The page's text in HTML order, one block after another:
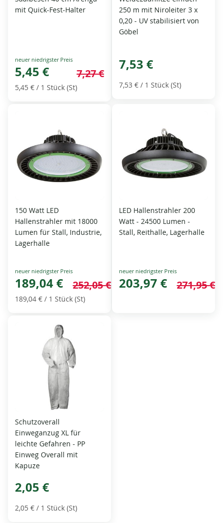
mit Quick-Fest-Halter
Special
Price
5,45 € 7,27 €
5,45 € / 1 Stück (St)
250 m mit Niroleiter 3 x
0,20 - UV stabilisiert von
Göbel
7,53 €
7,53 € / 1 Stück (St)
150 Watt LED
Hallenstrahler mit 18000
Lumen für Stall, Industrie,
Lagerhalle
Special
Price
189,04 € 252,05 €
189,04 € / 1 Stück (St)
LED Hallenstrahler 200
Watt - 24500 Lumen -
Stall, Reithalle, Lagerhalle
Special
Price
203,97 € 271,95 €
Schutzoverall
Einweganzug XL für
leichte Gefahren - PP
Einweg Overall mit
Kapuze
2,05 €
2,05 € / 1 Stück (St)